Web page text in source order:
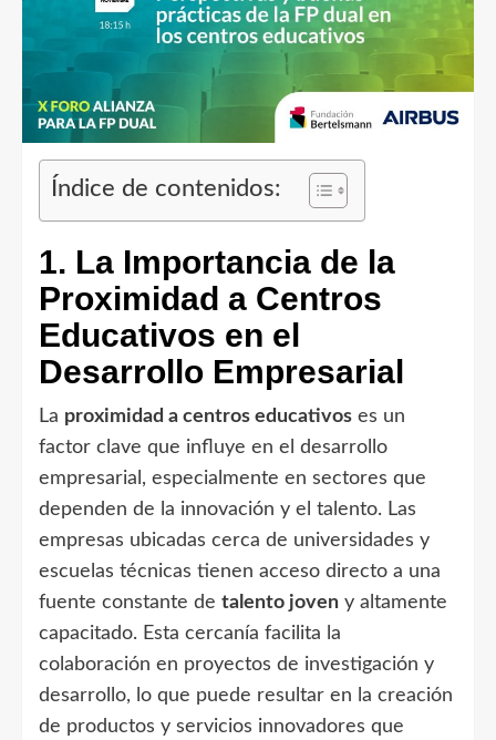
Índice de contenidos:
1. La Importancia de la
Proximidad a Centros
Educativos en el
Desarrollo Empresarial
La proximidad a centros educativos es un
factor clave que influye en el desarrollo
empresarial, especialmente en sectores que
dependen de la innovación y el talento. Las
empresas ubicadas cerca de universidades y
escuelas técnicas tienen acceso directo a una
fuente constante de talento joven y altamente
capacitado. Esta cercanía facilita la
colaboración en proyectos de investigación y
desarrollo, lo que puede resultar en la creación
de productos y servicios innovadores que